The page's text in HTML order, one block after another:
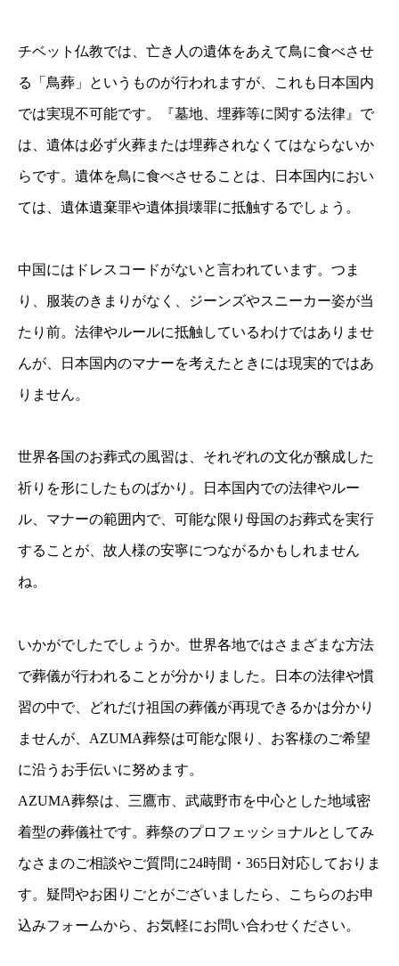
チベット仏教では、亡き人の遺体をあえて鳥に食べさせ
る「鳥葬」というものが行われますが、これも日本国内
では実現不可能です。『墓地、埋葬等に関する法律』で
は、遺体は必ず火葬または埋葬されなくてはならないか
らです。遺体を鳥に食べさせることは、日本国内におい
ては、遺体遺棄罪や遺体損壊罪に抵触するでしょう。
中国にはドレスコードがないと言われています。つま
り、服装のきまりがなく、ジーンズやスニーカー姿が当
たり前。法律やルールに抵触しているわけではありませ
んが、日本国内のマナーを考えたときには現実的ではあ
りません。
世界各国のお葬式の風習は、それぞれの文化が醸成した
祈りを形にしたものばかり。日本国内での法律やルー
ル、マナーの範囲内で、可能な限り母国のお葬式を実行
することが、故人様の安寧につながるかもしれません
ね。
いかがでしたでしょうか。世界各地ではさまざまな方法
で葬儀が行われることが分かりました。日本の法律や慣
習の中で、どれだけ祖国の葬儀が再現できるかは分かり
ませんが、AZUMA葬祭は可能な限り、お客様のご希望
に沿うお手伝いに努めます。
AZUMA葬祭は、三鷹市、武蔵野市を中心とした地域密
着型の葬儀社です。葬祭のプロフェッショナルとしてみ
なさまのご相談やご質問に24時間・365日対応しておりま
す。疑問やお困りごとがございましたら、こちらのお申
込みフォームから、お気軽にお問い合わせください。